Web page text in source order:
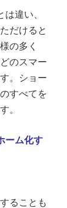
違い、
だけると
の多く
のスマー
。ショー
すべてを
。
ーム化す
ることも